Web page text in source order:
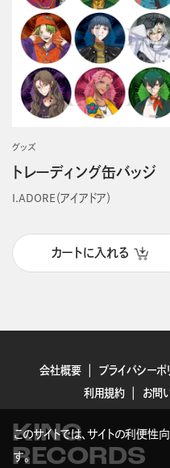
グッズ
トレーディング缶バッジ
I.ADORE（アイアドア）
カートに入れる
会社概要 プライバシーポ
利用規約
お問
KING
RECORDS
このサイトでは、サイトの利便性
す。